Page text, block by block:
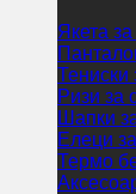
Якета
Тениски
Ризи за
Шапки
Елеци
Термо